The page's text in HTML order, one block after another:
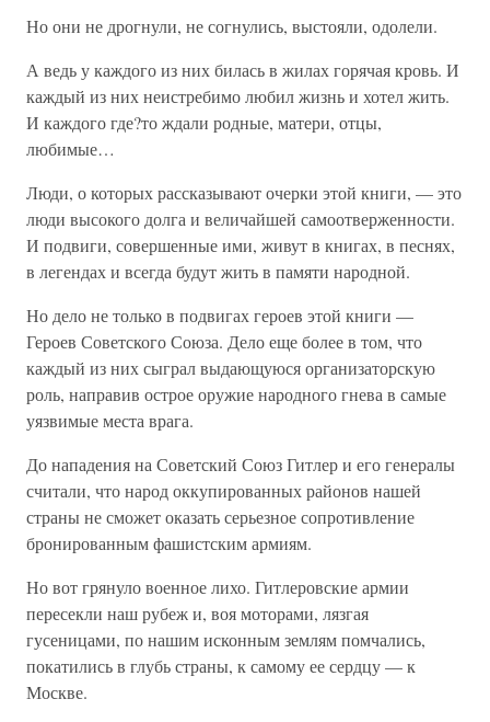
Но они не дрогнули, не согнулись, выстояли, одолели.
А ведь у каждого из них билась в жилах горячая кровь. И
каждый из них неистребимо любил жизнь и хотел жить.
И каждого где?то ждали родные, матери, отцы,
любимые…
Люди, о которых рассказывают очерки этой книги, — это
люди высокого долга и величайшей самоотверженности.
И подвиги, совершенные ими, живут в книгах, в песнях,
в легендах и всегда будут жить в памяти народной.
Но дело не только в подвигах героев этой книги —
Героев Советского Союза. Дело еще более в том, что
каждый из них сыграл выдающуюся организаторскую
роль, направив острое оружие народного гнева в самые
уязвимые места врага.
До нападения на Советский Союз Гитлер и его генералы
считали, что народ оккупированных районов нашей
страны не сможет оказать серьезное сопротивление
бронированным фашистским армиям.
Но вот грянуло военное лихо. Гитлеровские армии
пересекли наш рубеж и, воя моторами, лязгая
гусеницами, по нашим исконным землям помчались,
покатились в глубь страны, к самому ее сердцу — к
Москве.